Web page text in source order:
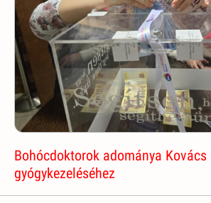
Bohócdoktorok adománya Kovács
gyógykezeléséhez